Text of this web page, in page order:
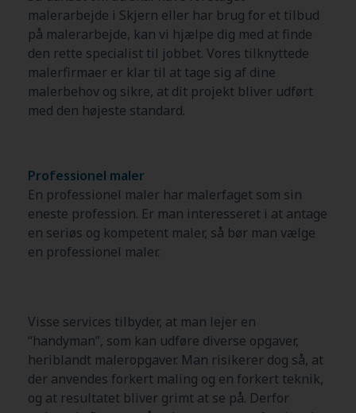
malerarbejde i Skjern eller har brug for et tilbud
på malerarbejde, kan vi hjælpe dig med at finde
den rette specialist til jobbet. Vores tilknyttede
malerfirmaer er klar til at tage sig af dine
malerbehov og sikre, at dit projekt bliver udført
med den højeste standard.
Professionel maler
En professionel maler har malerfaget som sin
eneste profession. Er man interesseret i at antage
en seriøs og kompetent maler, så bør man vælge
en professionel maler.
Visse services tilbyder, at man lejer en
“handyman”, som kan udføre diverse opgaver,
heriblandt maleropgaver. Man risikerer dog så, at
der anvendes forkert maling og en forkert teknik,
og at resultatet bliver grimt at se på. Derfor